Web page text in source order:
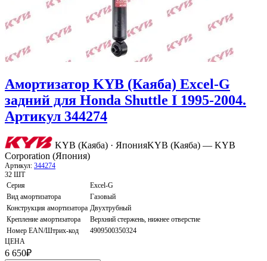
Амортизатор KYB (Каяба) Excel-G
задний для Honda Shuttle I 1995-2004.
Артикул 344274
KYB (Каяба) · ЯпонияKYB (Каяба) — KYB
Corporation (Япония)
Артикул: 344274
32 ШТ
Серия
Excel-G
Вид амортизатора
Газовый
Конструкция амортизатора Двухтрубный
Крепление амортизатора
Верхний стержень, нижнее отверстие
Номер EAN/Штрих-код
4909500350324
ЦЕНА
6 650₽